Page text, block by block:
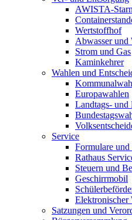
AWISTA-
Wertstoffhof
Abwasser und
Strom und Gas
Kaminkehrer
Wahlen und
Europawahlen
Landtags- und
Service
Formulare
Rathaus
Steuern und
Geschirrmobil
Elektronischer
Satzungen und